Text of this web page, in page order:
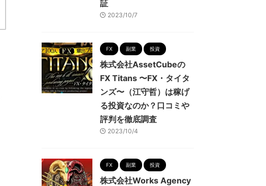
証
2023/10/7
FX 副業 投資
株式会社AssetCubeの
FX Titans 〜FX・タイタ
ンズ〜（江守哲）は稼げ
る投資なのか？口コミや
評判を徹底調査
2023/10/4
FX 副業 投資
株式会社Works Agency